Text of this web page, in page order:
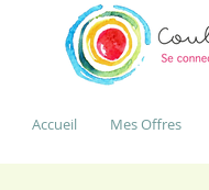
Accueil Mes Offres